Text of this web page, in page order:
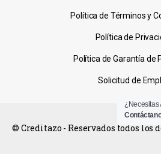
Política de Términos y
Política de
Política de Garantía de
Solicitud de
© Creditazo - Reservados todos los
¿Necesitas